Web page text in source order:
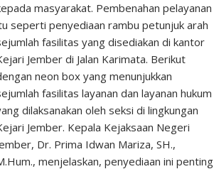
masyarakat. Pembenahan pelayanan
seperti penyediaan rambu petunjuk arah
fasilitas yang disediakan di kantor
Jember di Jalan Karimata. Berikut
neon box yang menunjukkan
fasilitas layanan dan layanan hukum
dilaksanakan oleh seksi di lingkungan
Jember. Kepala Kejaksaan Negeri
Dr. Prima Idwan Mariza, SH.,
menjelaskan, penyediaan ini penting